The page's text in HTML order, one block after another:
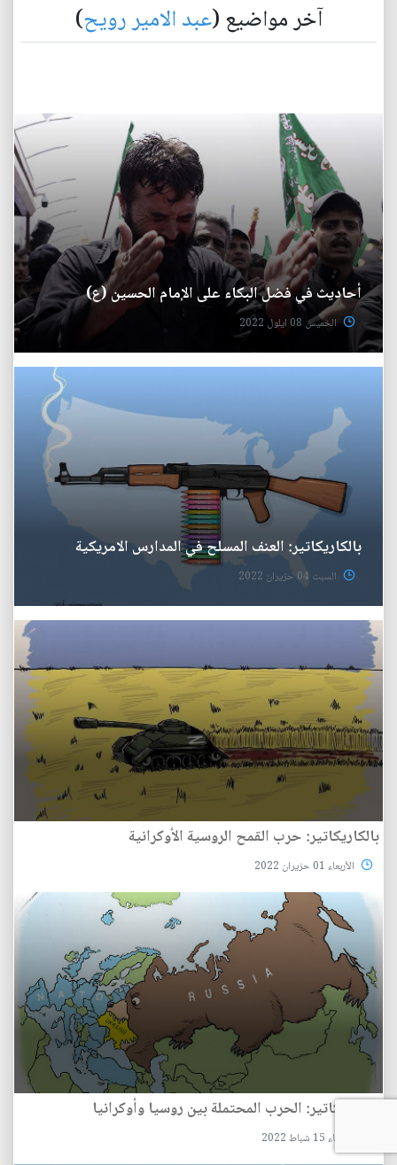
آخر مواضيع (عبد الامير رويح)
أحاديث في فضل البكاء على الإمام الحسين (ع)
الخميس 08 ايلول 2022
بالكاريكاتير: العنف المسلح في المدارس الامريكية
السبت 04 حزيران 2022
بالكاريكاتير: حرب القمح الروسية الأوكرانية
الأربعاء 01 حزيران 2022
بالكاريكاتير: الحرب المحتملة بين روسيا وأوكرانيا
الثلاثاء 15 شباط 2022